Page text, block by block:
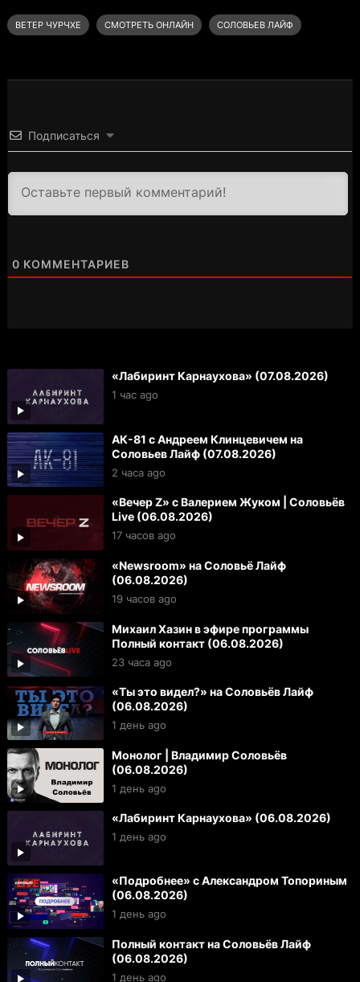
ВЕТЕР ЧУРЧХЕ СМОТРЕТЬ ОНЛАЙН СОЛОВЬЕВ ЛАЙФ
Подписаться
0 КОММЕНТАРИЕВ
«Лабиринт Карнаухова» (07.08.2026)
1 час ago
АК-81 с Андреем Клинцевичем на
Соловьев Лайф (07.08.2026)
2 часа ago
«Вечер Z» с Валерием Жуком | Соловьёв
Live (06.08.2026)
17 часов ago
«Newsroom» на Соловьё Лайф
(06.08.2026)
19 часов ago
Михаил Хазин в эфире программы
Полный контакт (06.08.2026)
23 часа ago
«Ты это видел?» на Соловьёв Лайф
(06.08.2026)
1 день ago
Монолог | Владимир Соловьёв
(06.08.2026)
1 день ago
«Лабиринт Карнаухова» (06.08.2026)
1 день ago
«Подробнее» с Александром Топориным
(06.08.2026)
1 день ago
Полный контакт на Соловьёв Лайф
(06.08.2026)
1 день ago